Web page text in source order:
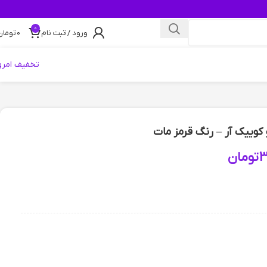
ورود / ثبت نام 0
0
تخفیف
آر – رنگ قرمز مات
تومان